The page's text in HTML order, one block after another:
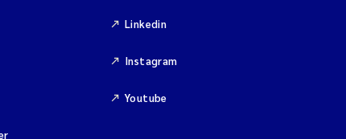
Linkedin
Instagram
Youtube